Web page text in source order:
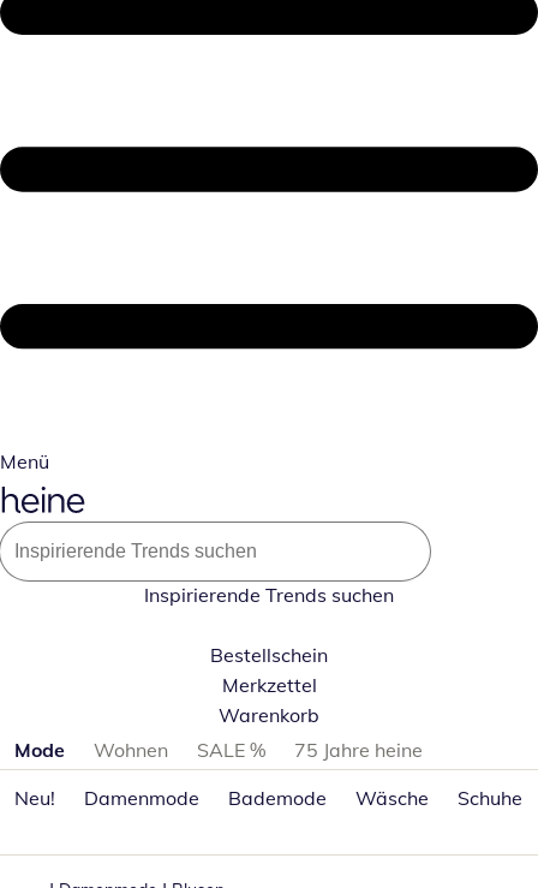
Menü
Inspirierende Trends suchen
Bestellschein
Merkzettel
Warenkorb
Produktkategorien überspringen
Mode Wohnen SALE %
75 Jahre heine
Neu!
Damenmode Bademode Wäsche Schuhe